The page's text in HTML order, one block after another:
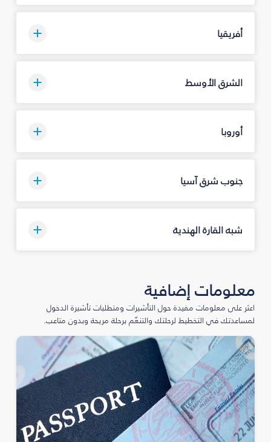
أفريقيا
الشرق الأوسط
أوروبا
جنوب شرق آسيا
شبه القارة الهندية
معلومات إضافية
اعثر على معلومات مفيدة حول التأشيرات ومتطلبات تأشيرة الدخول
لمساعدتك في التخطيط لرحلتك والتنعّم برحلة مريحة وبدون متاعب.